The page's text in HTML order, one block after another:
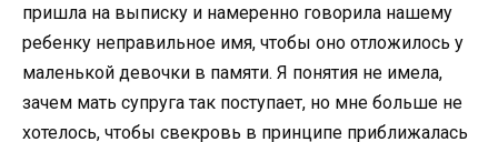
пришла на выписку и намеренно говорила нашему
ребенку неправильное имя, чтобы оно отложилось у
маленькой девочки в памяти. Я понятия не имела,
зачем мать супруга так поступает, но мне больше не
хотелось, чтобы свекровь в принципе приближалась